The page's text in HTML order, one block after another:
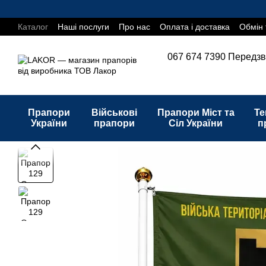
Каталог
Наші послуги Про нас Оплата і доставка Обмін
067 674 7390
Прапори
України
Військові
прапори
Прапори Міст та
Сіл України